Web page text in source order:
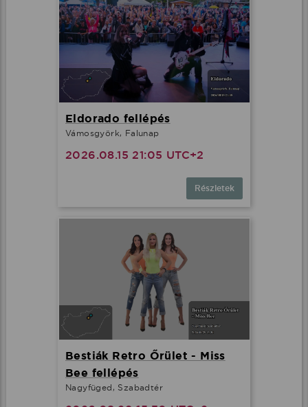
Eldorado fellépés
Vámosgyörk, Falunap
2026.08.15 21:05 UTC+2
Részletek
Bestiák Retro Őrület - Miss
Bee fellépés
Nagyfüged, Szabadtér